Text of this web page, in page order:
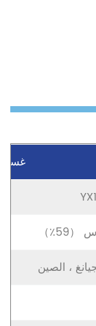
59٪）
، الصين